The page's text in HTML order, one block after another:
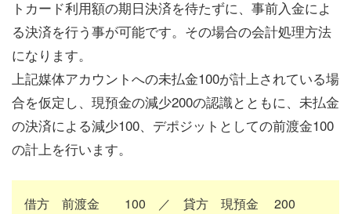
トカード利用額の期日決済を待たずに、事前入金によ
る決済を行う事が可能です。その場合の会計処理方法
になります。
上記媒体アカウントへの未払金100が計上されている場
合を仮定し、現預金の減少200の認識とともに、未払金
の決済による減少100、デポジットとしての前渡金100
の計上を行います。
借方 前渡金 100 ／ 貸方 現預金 200